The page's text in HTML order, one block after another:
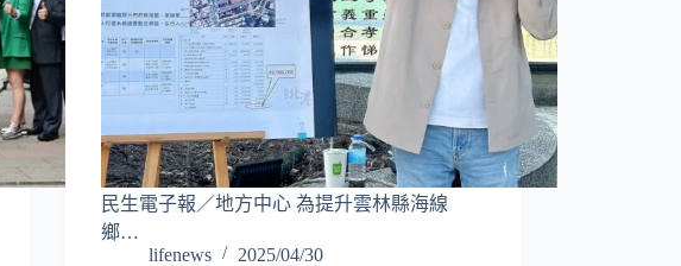
民生電子報／地方中心 為提升雲林縣海線
鄉…
lifenews
2025/04/30